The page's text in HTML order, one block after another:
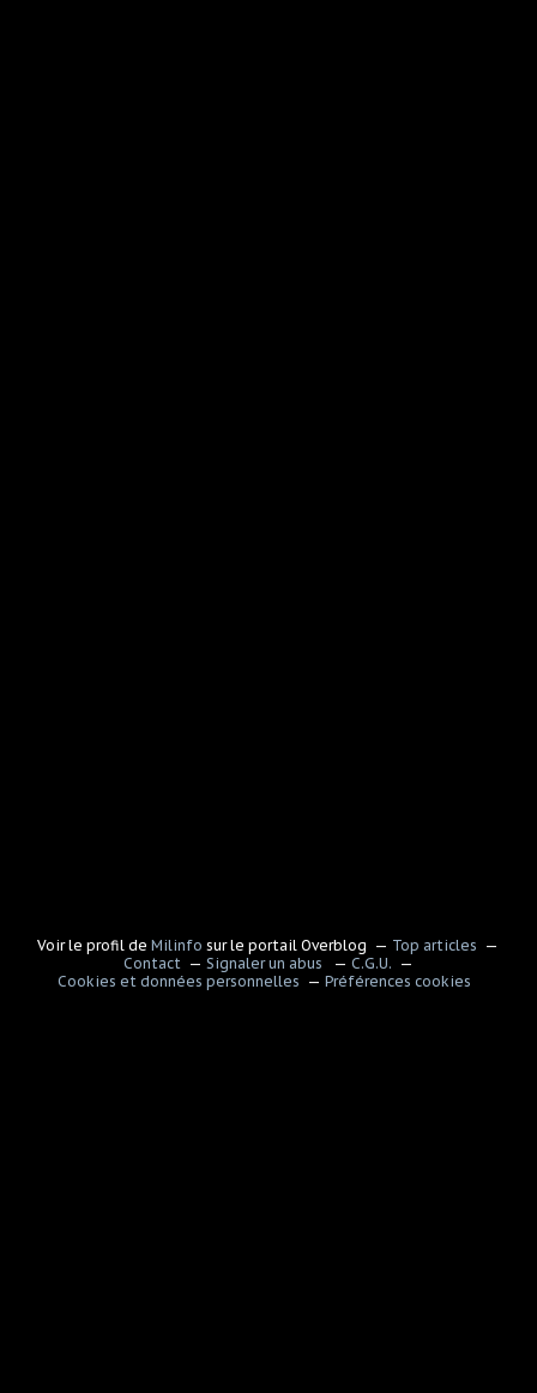
Voir le profil deMilinfo sur le portail Overblog
Top articles
Contact
Signaler un abus
C.G.U.
Cookies et données personnelles
Préférences cookies